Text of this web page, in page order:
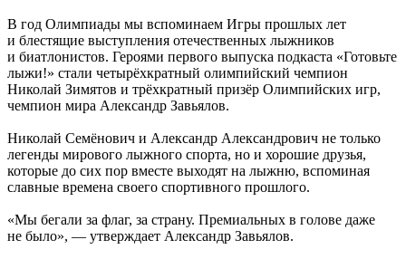
В год Олимпиады мы вспоминаем Игры прошлых лет
и блестящие выступления отечественных лыжников
и биатлонистов. Героями первого выпуска подкаста «Готовьте
лыжи!» стали четырёхкратный олимпийский чемпион
Николай Зимятов и трёхкратный призёр Олимпийских игр,
чемпион мира Александр Завьялов.
Николай Семёнович и Александр Александрович не только
легенды мирового лыжного спорта, но и хорошие друзья,
которые до сих пор вместе выходят на лыжню, вспоминая
славные времена своего спортивного прошлого.
«Мы бегали за флаг, за страну. Премиальных в голове даже
не было», — утверждает Александр Завьялов.